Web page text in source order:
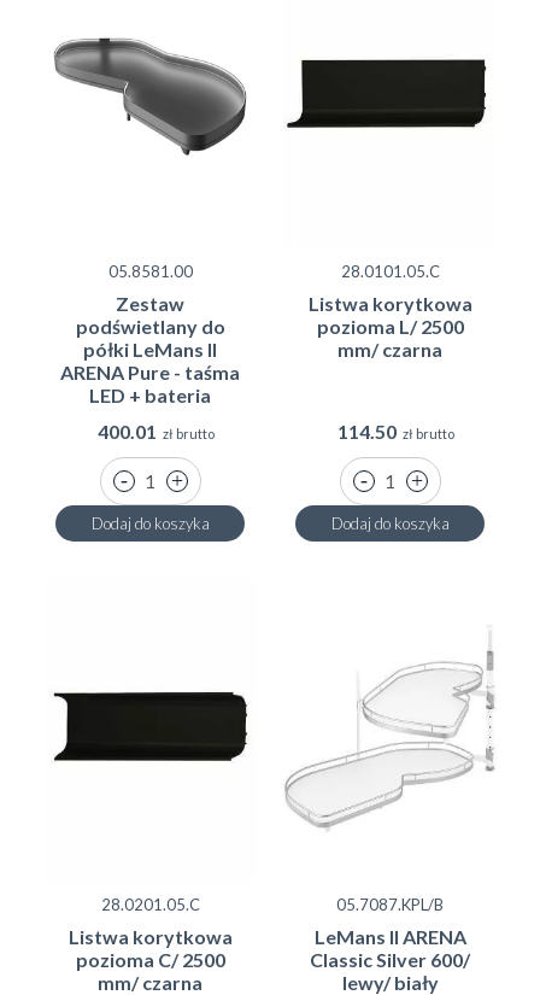
05.8581.00
Zestaw
podświetlany do
półki LeMans II
ARENA Pure - taśma
LED + bateria
400.01
zł brutto
Dodaj do koszyka
28.0101.05.C
Listwa korytkowa
pozioma L/ 2500
mm/ czarna
114.50 zł brutto
Dodaj do koszyka
28.0201.05.C
Listwa korytkowa
pozioma C/ 2500
mm/ czarna
05.7087.KPL/B
LeMans II ARENA
Classic Silver 600/
lewy/ biały